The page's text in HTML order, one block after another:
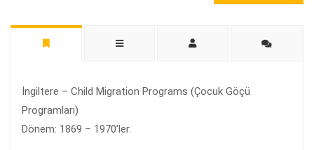
İngiltere – Child Migration Programs (Çocuk Göçü
Programları)
Dönem: 1869 – 1970’ler.